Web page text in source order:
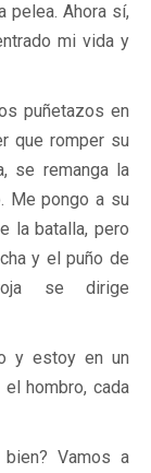
pelea. Ahora sí,
mi vida y
puñetazos en
que romper su
se remanga la
Me pongo a su
la batalla, pero
y el puño de
se dirige
y estoy en un
hombro, cada
bien? Vamos a